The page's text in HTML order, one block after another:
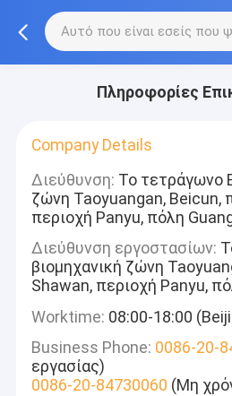
Πληροφορίες
Company Details
Διεύθυνση: Το τετράγωνο
ζώνη Taoyuangan, Beicun,
περιοχή Panyu, πόλη
Διεύθυνση εργοστασίων:
βιομηχανική ζώνη
Shawan, περιοχή Panyu,
Worktime: 08:00-18:00
Business Phone: 0086-20-
εργασίας)
0086-20-84730060 (Μη